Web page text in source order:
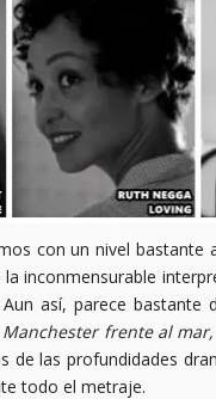
con un nivel
inconmensurable
así, parece bastante
Manchester frente al mar,
de las profundidades
todo el metraje.